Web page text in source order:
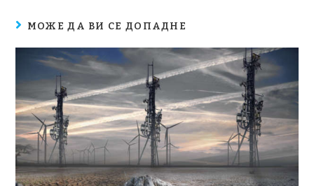
МОЖЕ ДА ВИ СЕ ДОПАДНЕ